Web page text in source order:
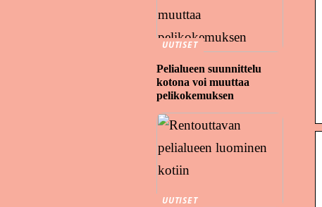
UUTISET
Pelialueen suunnittelu
kotona voi muuttaa
pelikokemuksen
UUTISET